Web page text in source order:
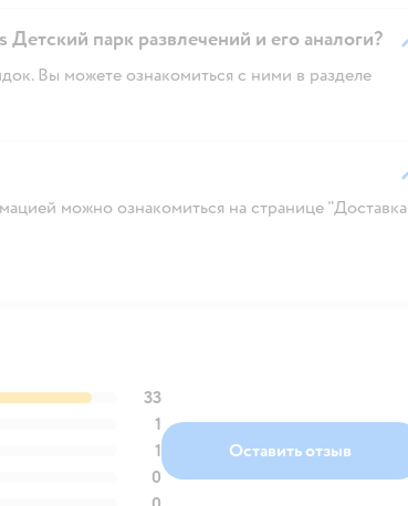
парк развлечений и его аналоги?
Вы можете ознакомиться с ними в разделе
можно ознакомиться на странице "Доставка
33
1
1
0
Оставить отзыв